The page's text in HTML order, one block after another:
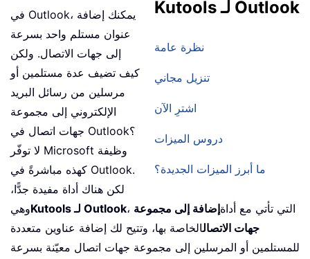
Kutools لـ Outlook
نظرة عامة
تنزيل مجاني
اشترِ الآن
دروس الميزات
ما أبرز الميزات الجديدة؟
في Outlook، يمكنك إضافة
عنوان مستلم واحد بسرعة
إلى جهات الاتصال. ولكن
كيف تضيف عدة مستلمين أو
مرسلين من رسائل البريد
الإلكتروني إلى مجموعة
جهات اتصال في Outlook؟
لا توفّر Microsoft وظيفة
كهذه مباشرةً في Outlook.
لكن هناك أداة مفيدة جدًّا،
وهي
Kutools لـ Outlook ، التي تأتي مع أداةإضافة إلى مجموعة
جهات الاتصالالخاصة بها، وتتيح لك إضافة عناوين متعددة
للمستلمين أو المرسلين إلى مجموعة جهات اتصال معيّنة بسرعة